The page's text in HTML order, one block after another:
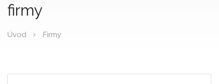
firmy
Úvod Firmy